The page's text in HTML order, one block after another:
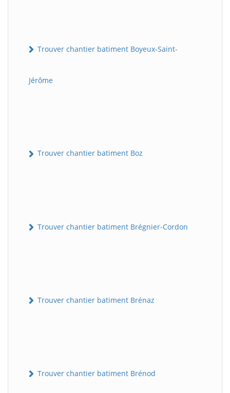
Trouver chantier batiment Boyeux-Saint-
Jérôme
Trouver chantier batiment Boz
Trouver chantier batiment Brégnier-Cordon
Trouver chantier batiment Brénaz
Trouver chantier batiment Brénod